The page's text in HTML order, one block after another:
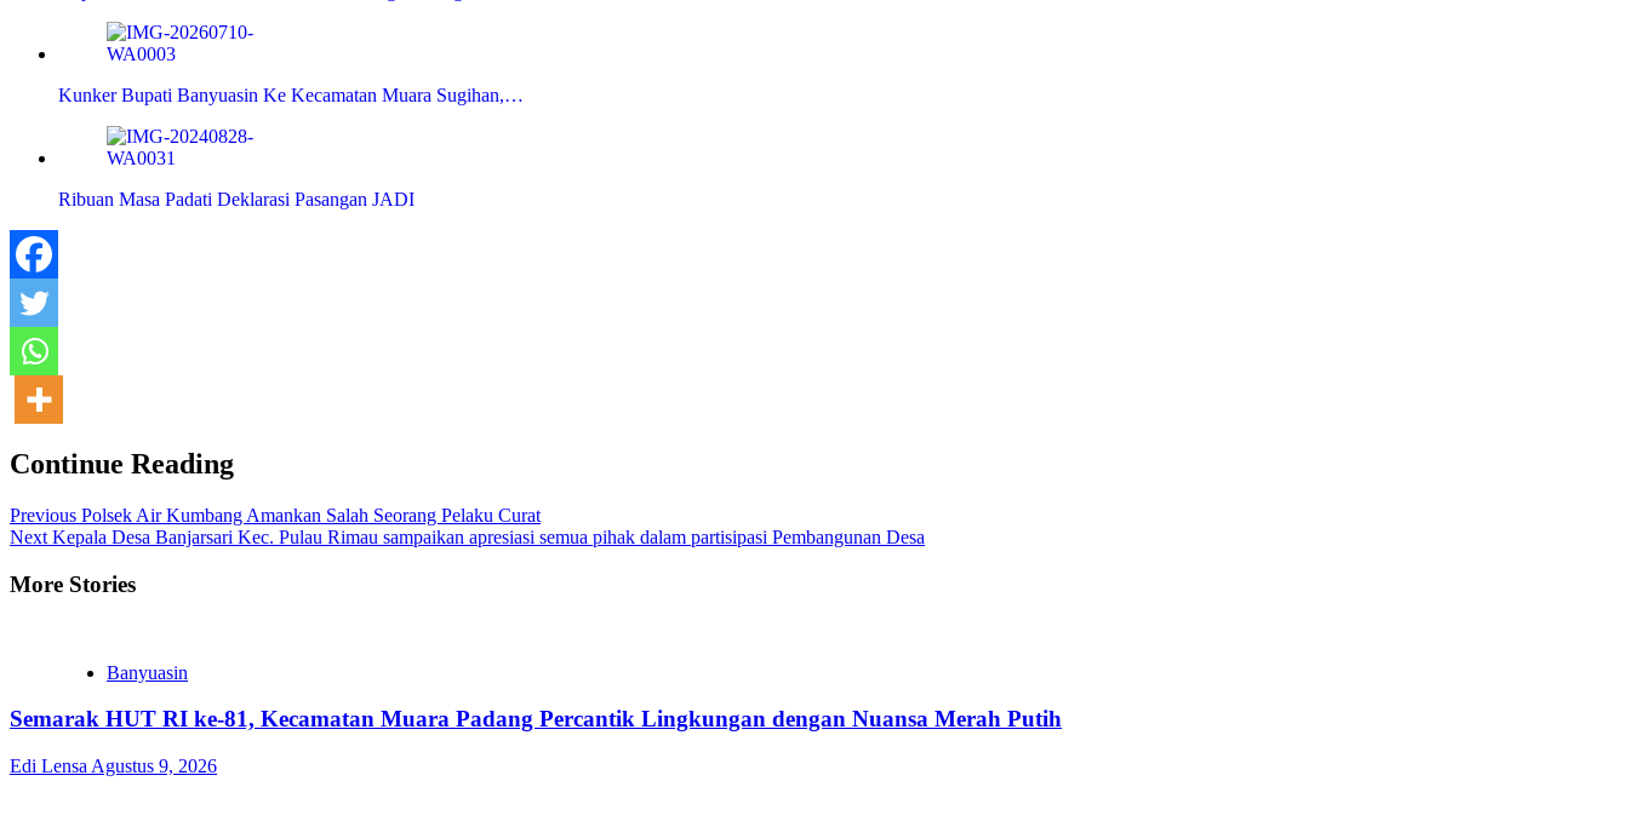
Kunker Bupati Banyuasin Ke Kecamatan Muara Sugihan,…
Ribuan Masa Padati Deklarasi Pasangan JADI
Continue Reading
Previous Polsek Air Kumbang Amankan Salah Seorang Pelaku Curat
Next Kepala Desa Banjarsari Kec. Pulau Rimau sampaikan apresiasi semua pihak dalam partisipasi Pembangunan Desa
More Stories
Banyuasin
Semarak HUT RI ke-81, Kecamatan Muara Padang Percantik Lingkungan dengan Nuansa Merah Putih
Edi Lensa Agustus 9, 2026